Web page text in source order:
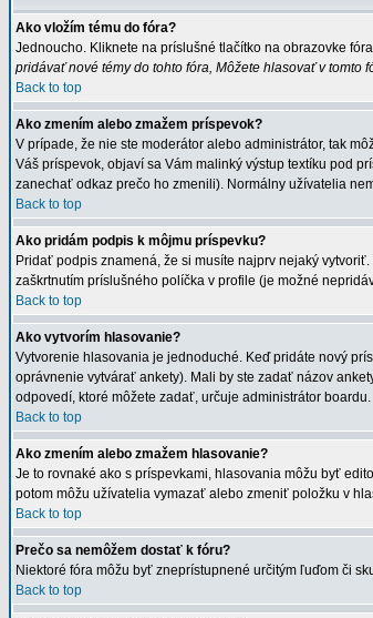
Ako vložím tému do fóra?
Jednoucho. Kliknete na príslušné tlačítko na obrazovke
pridávať nové témy do tohto fóra, Môžete hlasovať v tomto
Back to top
Ako zmením alebo zmažem príspevok?
V prípade, že nie ste moderátor alebo administrátor, tak
Váš príspevok, objaví sa Vám malinký výstup textíku pod
zanechať odkaz prečo ho zmenili). Normálny užívatelia
Back to top
Ako pridám podpis k môjmu príspevku?
Pridať podpis znamená, že si musíte najprv nejaký
zaškrtnutím príslušného políčka v profile (je možné
Back to top
Ako vytvorím hlasovanie?
Vytvorenie hlasovania je jednoduché. Keď pridáte nový
oprávnenie vytvárať ankety). Mali by ste zadať názov
odpovedí, ktoré môžete zadať, určuje administrátor boardu.
Back to top
Ako zmením alebo zmažem hlasovanie?
Je to rovnaké ako s príspevkami, hlasovania môžu byť
potom môžu užívatelia vymazať alebo zmeniť položku v
Back to top
Prečo sa nemôžem dostať k fóru?
Niektoré fóra môžu byť zneprístupnené určitým ľuďom či
Back to top